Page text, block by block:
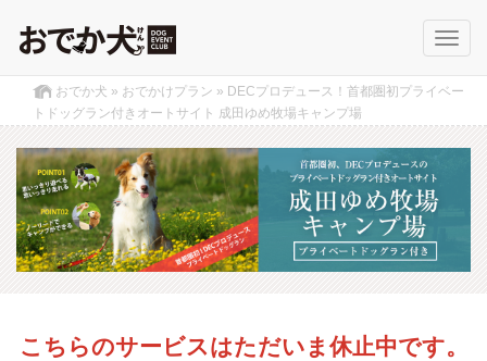
おでか犬 » おでかけプラン » DECプロデュース！首都圏初プライベー
トドッグラン付きオートサイト 成田ゆめ牧場キャンプ場
こちらのサービスはただいま休止中です。